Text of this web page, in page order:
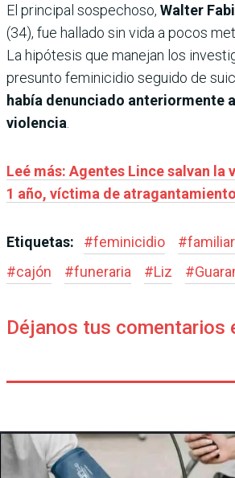
El principal sospechoso, Walter
(34), fue hallado sin vida a pocos
La hipótesis que manejan los
presunto feminicidio seguido de
había denunciado anteriormente
violencia
Leé más: Agentes Lince salvan la
1 año, víctima de atragantamiento
Etiquetas: #feminicidio #
#cajón #funeraria #Liz #
Déjanos tus comentarios